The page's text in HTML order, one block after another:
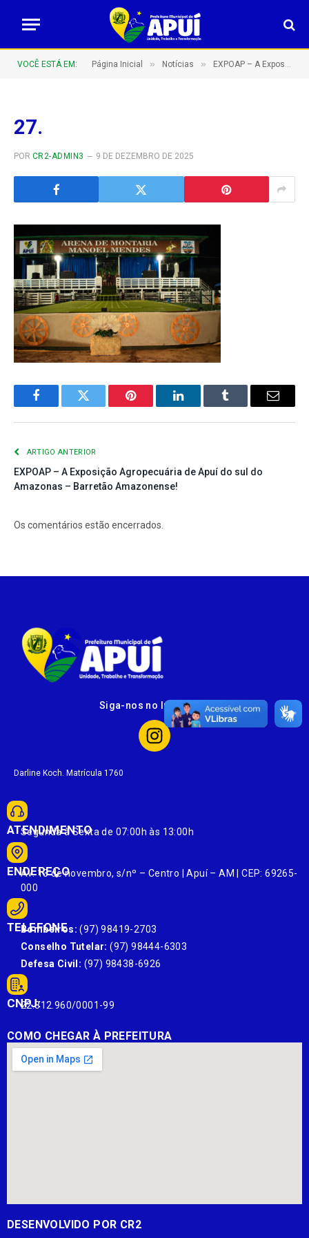
VOCÊ ESTÁ EM: Página Inicial » Notícias » EXPOAP – A Exposição Agropecuária de Apuí do sul do Amazonas – Barretão Amazonense!
27.
POR CR2-ADMIN3 9 DE DEZEMBRO DE 2025
FacebookTwitter Pinterest LinkedInTumblr
E-
ARTIGO ANTERIOR
EXPOAP – A Exposição Agropecuária de Apuí do sul do
Amazonas – Barretão Amazonense!
Os comentários estão encerrados.
Siga-nos no Instagram
Darline Koch. Matrícula 1760
ATENDIMENTO
Segunda à Sexta de 07:00h às 13:00h
ENDEREÇO
Av. 13 de novembro, s/nº – Centro | Apuí – AM | CEP: 69265-
000
TELEFONE
Bombeiros: (97) 98419-2703
Conselho Tutelar: (97) 98444-6303
Defesa Civil: (97) 98438-6926
CNPJ:
22.812.960/0001-99
COMO CHEGAR À PREFEITURA
DESENVOLVIDO POR CR2